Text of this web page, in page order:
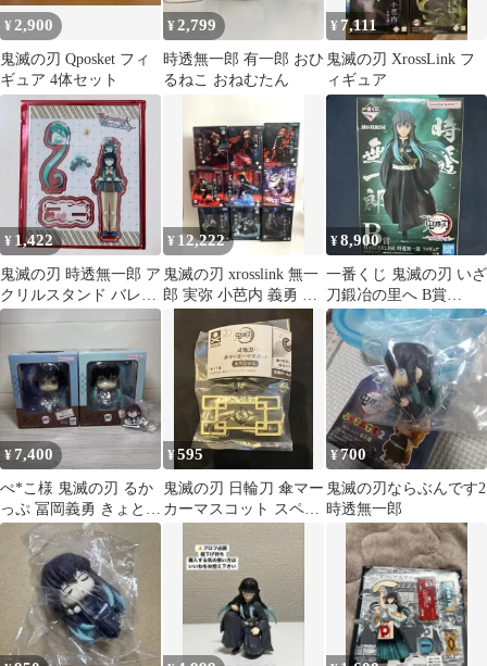
¥2,900
鬼滅の刃 Qposket フィ
ギュア 4体セット
¥2,799
時透無一郎 有一郎 おひ
るねこ おねむたん
¥ 7,111
鬼滅の刃 XrossLink フ
ィギュア
¥ 1,422
鬼滅の刃 時透無一郎 ア
クリルスタンド バレン
タイン アクスタ
¥ 12,222
鬼滅の刃 xrosslink 無一
郎 実弥 小芭内 義勇 炭
¥8,900
一番くじ 鬼滅の刃 いざ
刀鍛冶の里へ B賞
MASTERLISE 時透無一
郎
¥ 7,400
ぺ*こ様 鬼滅の刃 るか
っぷ 冨岡義勇 きょとん
Ver. 時透無一郎 ほほえ
¥595
鬼滅の刃 日輪刀 傘マー
カーマスコット スペシ
¥700
鬼滅の刃ならぶんです2
時透無一郎